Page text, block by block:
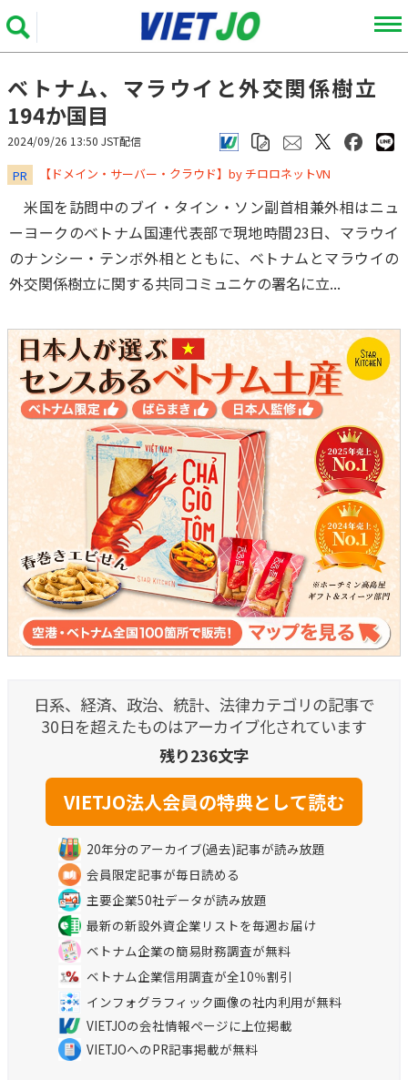
ベトナム、マラウイと外交関係樹立
194か国目
2024/09/26 13:50 JST配信
PR ​​​​​​​【ドメイン・サーバー・クラウド】by チロロネットVN
米国を訪問中のブイ・タイン・ソン副首相兼外相はニュ
ーヨークのベトナム国連代表部で現地時間23日、マラウイ
のナンシー・テンボ外相とともに、ベトナムとマラウイの
外交関係樹立に関する共同コミュニケの署名に立...
日系、経済、政治、統計、法律カテゴリの記事で
30日を超えたものはアーカイブ化されています
残り236文字
20年分のアーカイブ(過去)記事が読み放題
会員限定記事が毎日読める
主要企業50社データが読み放題
最新の新設外資企業リストを毎週お届け
ベトナム企業の簡易財務調査が無料
ベトナム企業信用調査が全10％割引
インフォグラフィック画像の社内利用が無料
VIETJOの会社情報ページに上位掲載
VIETJOへのPR記事掲載が無料